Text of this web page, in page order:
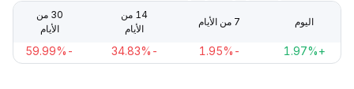
اليوم 7 من الأيام
14 من
الأيام
30 من
الأيام
+1.97%
-1.95%
-34.83%
-59.99%